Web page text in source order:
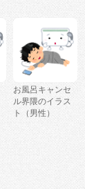
お風呂キャンセ
ル界隈のイラス
ト（男性）